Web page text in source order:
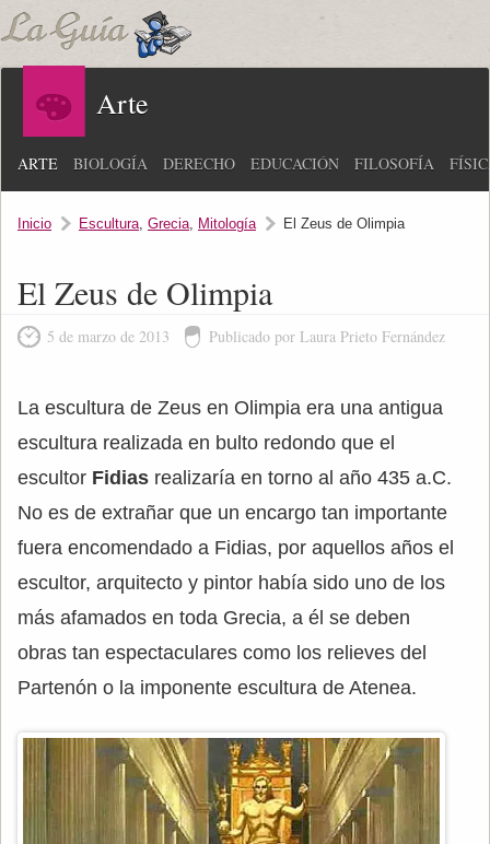
Arte
ARTE BIOLOGÍA DERECHO EDUCACIÓN FILOSOFÍA
Inicio Escultura, Grecia, Mitología El Zeus de Olimpia
El Zeus de Olimpia
5 de marzo de 2013 Publicado por Laura Prieto Fernández
La escultura de Zeus en Olimpia era una antigua
escultura realizada en bulto redondo que el
escultor Fidias realizaría en torno al año 435 a.C.
No es de extrañar que un encargo tan importante
fuera encomendado a Fidias, por aquellos años el
escultor, arquitecto y pintor había sido uno de los
más afamados en toda Grecia, a él se deben
obras tan espectaculares como los relieves del
Partenón o la imponente escultura de Atenea.